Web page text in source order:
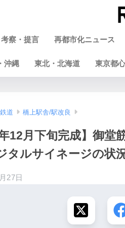
考察・提言 再都市化ニュース
沖縄 東北・北海道 東京都心
鉄道 橋上駅舎/駅改良
年12月下旬完成】御
タルサイネージの状
27日